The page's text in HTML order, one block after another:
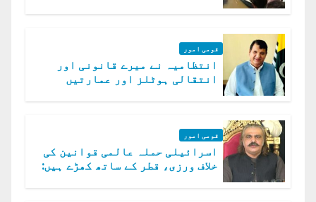
قومی امور
انتظامیہ نے میرے قانونی اور
انتقالی ہوٹلز اور عمارتیں
قومی امور
اسرائیلی حملہ عالمی قوانین کی
خلاف ورزی، قطر کے ساتھ کھڑے ہیں: